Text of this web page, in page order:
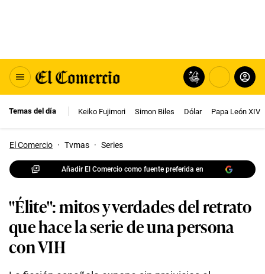
Temas del día Keiko Fujimori Simon Biles Dólar Papa León XIV
El Comercio · Tvmas · Series
Añadir El Comercio como fuente preferida en
"Élite": mitos y verdades del retrato
que hace la serie de una persona
con VIH